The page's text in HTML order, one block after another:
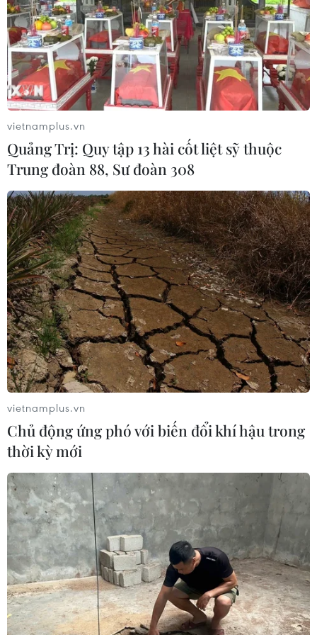
vietnamplus.vn
Quảng Trị: Quy tập 13 hài cốt liệt sỹ thuộc
Trung đoàn 88, Sư đoàn 308
vietnamplus.vn
Chủ động ứng phó với biến đổi khí hậu trong
thời kỳ mới